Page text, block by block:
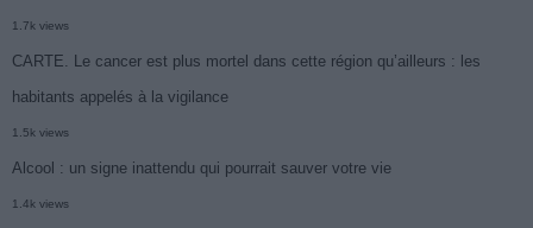
1.7k views
CARTE. Le cancer est plus mortel dans cette région qu’ailleurs : les
habitants appelés à la vigilance
1.5k views
Alcool : un signe inattendu qui pourrait sauver votre vie
1.4k views